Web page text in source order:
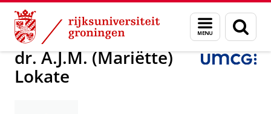
Skip
Content
Skip
Navigation
Menu
en
zoeken
Over ons dr. A.J.M. (Mariëtte) Lokate
dr. A.J.M. (Mariëtte)
Lokate